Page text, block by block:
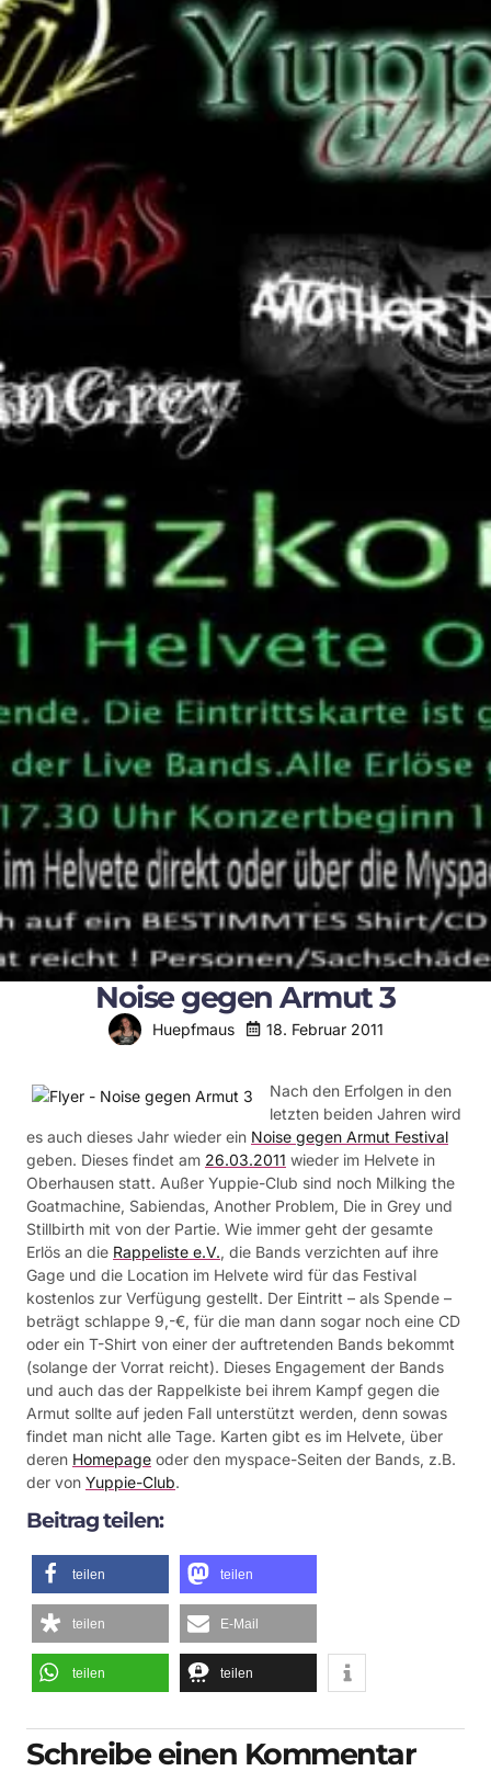
Noise gegen Armut 3
Huepfmaus 18. Februar 2011
Nach den Erfolgen in den
letzten beiden Jahren wird
es auch dieses Jahr wieder ein Noise gegen Armut Festival
geben. Dieses findet am 26.03.2011 wieder im Helvete in
Oberhausen statt. Außer Yuppie-Club sind noch Milking the
Goatmachine, Sabiendas, Another Problem, Die in Grey und
Stillbirth mit von der Partie. Wie immer geht der gesamte
Erlös an die Rappeliste e.V., die Bands verzichten auf ihre
Gage und die Location im Helvete wird für das Festival
kostenlos zur Verfügung gestellt. Der Eintritt – als Spende –
beträgt schlappe 9,-€, für die man dann sogar noch eine CD
oder ein T-Shirt von einer der auftretenden Bands bekommt
(solange der Vorrat reicht). Dieses Engagement der Bands
und auch das der Rappelkiste bei ihrem Kampf gegen die
Armut sollte auf jeden Fall unterstützt werden, denn sowas
findet man nicht alle Tage. Karten gibt es im Helvete, über
deren Homepage oder den myspace-Seiten der Bands, z.B.
der von Yuppie-Club.
Beitrag teilen:
teilen teilen
teilen E-Mail
teilen teilen
Schreibe einen Kommentar